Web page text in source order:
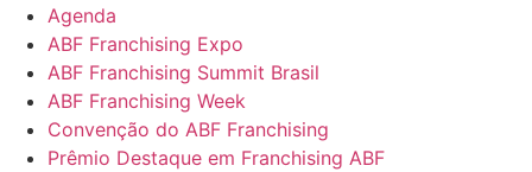
Agenda
ABF Franchising Expo
ABF Franchising Summit Brasil
ABF Franchising Week
Convenção do ABF Franchising
Prêmio Destaque em Franchising ABF